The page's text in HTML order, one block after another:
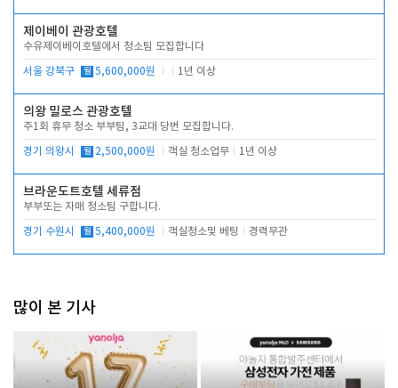
제이베이 관광호텔
수유제이베이호텔에서 청소팀 모집합니다
서울 강북구 월 5,600,000원 1년 이상
의왕 밀로스 관광호텔
주1회 휴무 청소 부부팀, 3교대 당번 모집합니다.
경기 의왕시 월 2,500,000원 객실 청소업무 1년 이상
브라운도트호텔 세류점
부부또는 자매 청소팀 구합니다.
경기 수원시 월 5,400,000원 객실청소및 베팅 경력무관
많이 본 기사